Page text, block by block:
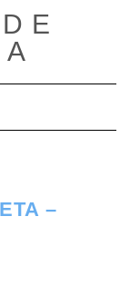
navegación
–